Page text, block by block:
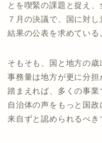
とを喫緊の課題と捉え
７月の決議で、国に対
結果の公表を求めている
そもそも、国と地方の歳
事務量は地方が更に分
踏まえれば、多くの事
自治体の声をもっと国
来自ずと認められるべき